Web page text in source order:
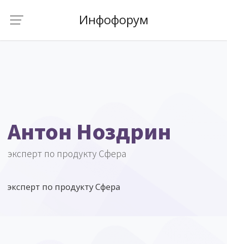
Инфофорум
Антон Ноздрин
эксперт по продукту Сфера
эксперт по продукту Сфера